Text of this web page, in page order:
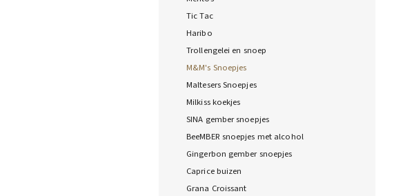
Tic Tac
Haribo
Trollengelei en snoep
M&M's Snoepjes
Maltesers Snoepjes
Milkiss koekjes
SINA gember snoepjes
BeeMBER snoepjes met alcohol
Gingerbon gember snoepjes
Caprice buizen
Grana Croissant